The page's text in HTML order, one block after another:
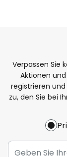
Verpassen Sie
Aktionen
registrieren
zu, den Sie bei